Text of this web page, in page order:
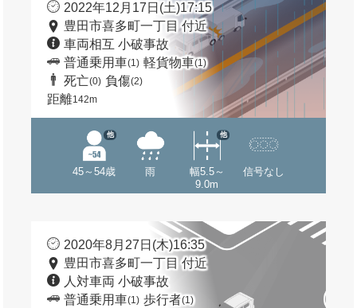
2022年12月17日(土)17:15
豊田市喜多町一丁目 付近
車両相互 小破事故
普通乗用車(1) 軽貨物車(1)
死亡(0) 負傷(2)
距離142m
45～54歳
他
雨
幅5.5～
9.0m
他
信号なし
2020年8月27日(木)16:35
豊田市喜多町一丁目 付近
人対車両 小破事故
普通乗用車(1) 歩行者(1)